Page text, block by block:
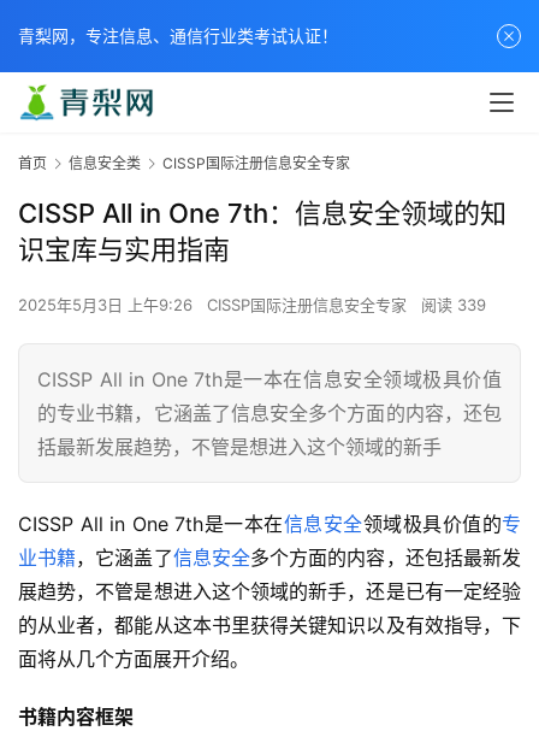
首页 信息安全类 CISSP国际注册信息安全专家
CISSP All in One 7th：信息安全领域的知
识宝库与实用指南
2025年5月3日 上午9:26 CISSP国际注册信息安全专家 阅读 339
CISSP All in One 7th是一本在信息安全领域极具价值
的专业书籍，它涵盖了信息安全多个方面的内容，还包
括最新发展趋势，不管是想进入这个领域的新手
CISSP All in One 7th是一本在信息安全领域极具价值的专
业书籍，它涵盖了信息安全多个方面的内容，还包括最新发
展趋势，不管是想进入这个领域的新手，还是已有一定经验
的从业者，都能从这本书里获得关键知识以及有效指导，下
面将从几个方面展开介绍。
书籍内容框架
青梨网，专注信息、通信行业类考试认证！